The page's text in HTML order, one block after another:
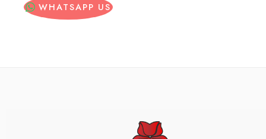
WHATSAPP US